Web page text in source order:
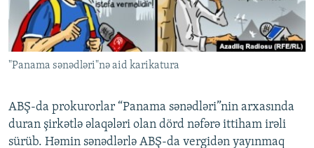
KARIKATURA
İSLAM VƏ DEMOKRATIYA
İZ - MƏDƏNIYYƏT PROQRAMI
PEŞƏ ETIKASI VƏ JURNALISTIKA STANDARTLARIMIZ
MATERIALLARIMIZDAN ISTIFADƏ
AZADLIQRADIOSU MOBIL TELEFONUNUZDA
XƏBƏR BÜLLETENLƏRIMIZ
BIZI IZLƏ
RFE/RL-in bütün saytları
"Panama sənədləri"nə aid karikatura
ABŞ-da prokurorlar “Panama sənədləri”nin arxasında
duran şirkətlə əlaqələri olan dörd nəfərə ittiham irəli
sürüb. Həmin sənədlərlə ABŞ-da vergidən yayınmaq